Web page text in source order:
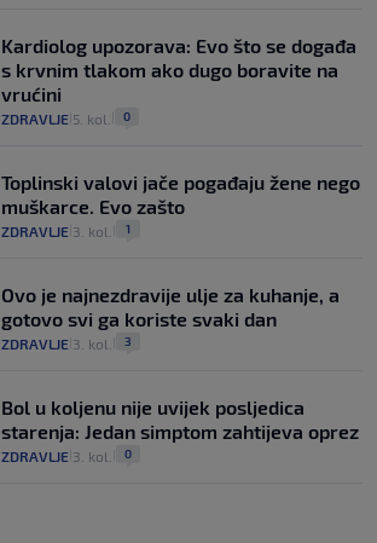
Kardiolog upozorava: Evo što se događa
s krvnim tlakom ako dugo boravite na
vrućini
ZDRAVLJE 5. kol. 0
Toplinski valovi jače pogađaju žene nego
muškarce. Evo zašto
ZDRAVLJE 3. kol. 1
Ovo je najnezdravije ulje za kuhanje, a
gotovo svi ga koriste svaki dan
ZDRAVLJE 3. kol. 3
Bol u koljenu nije uvijek posljedica
starenja: Jedan simptom zahtijeva oprez
ZDRAVLJE 3. kol. 0